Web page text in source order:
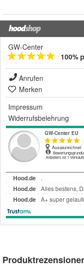
GW-Center
100%
Anrufen
Merken
Impressum
Widerrufsbelehrung